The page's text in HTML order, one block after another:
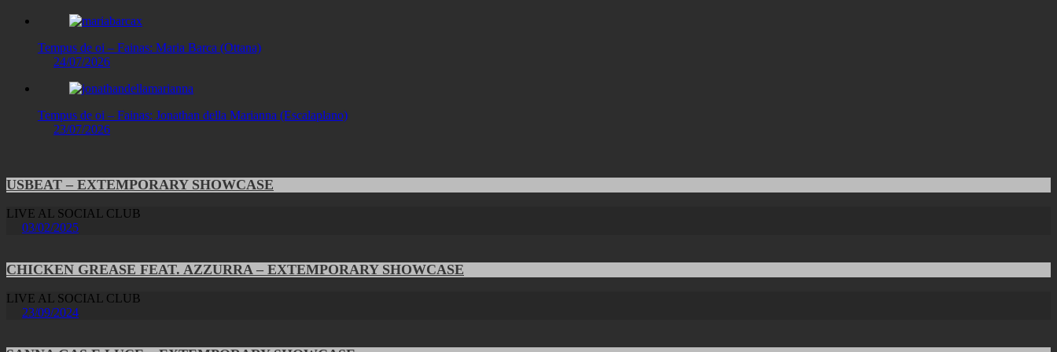
Tempus de oi – Fainas: Maria Barca (Ottana)
24/07/2026
Tempus de oi – Fainas: Jonathan della Marianna (Escalaplano)
23/07/2026
USBEAT – EXTEMPORARY SHOWCASE
LIVE AL SOCIAL CLUB
03/02/2025
CHICKEN GREASE FEAT. AZZURRA – EXTEMPORARY SHOWCASE
LIVE AL SOCIAL CLUB
23/09/2024